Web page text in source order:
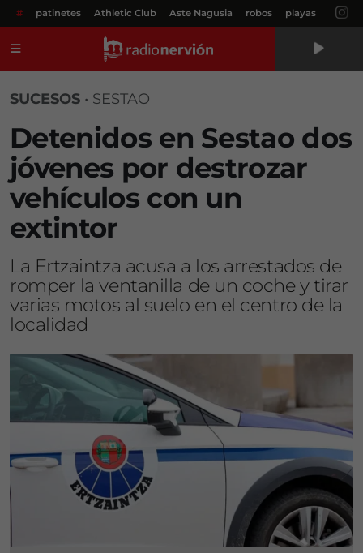
# patinetes Athletic Club Aste Nagusia robos playas
SUCESOS • SESTAO
Detenidos en Sestao dos
jóvenes por destrozar
vehículos con un
extintor
La Ertzaintza acusa a los arrestados de
romper la ventanilla de un coche y tirar
varias motos al suelo en el centro de la
localidad